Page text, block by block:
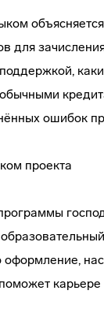
для
ошибок
проекта
оформление,